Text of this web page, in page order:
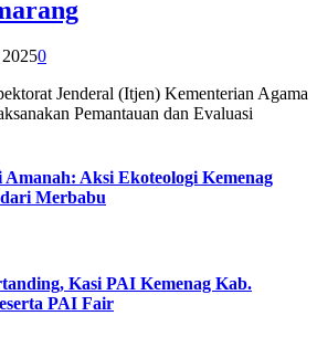
0
Jenderal (Itjen) Kementerian Agama
Pemantauan dan Evaluasi
Amanah: Aksi Ekoteologi Kemenag
Merbabu
Kasi PAI Kemenag Kab.
PAI Fair